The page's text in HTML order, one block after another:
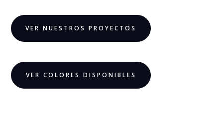
VER NUESTROS PROYECTOS
VER COLORES DISPONIBLES